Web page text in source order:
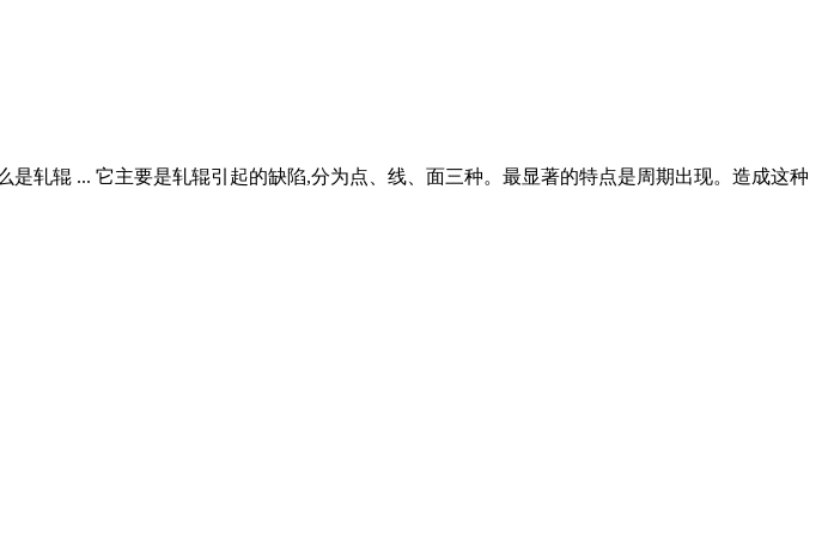
轧辊 ... 它主要是轧辊引起的缺陷,分为点、线、面三种。最显著的特点是周期出现。造成这种